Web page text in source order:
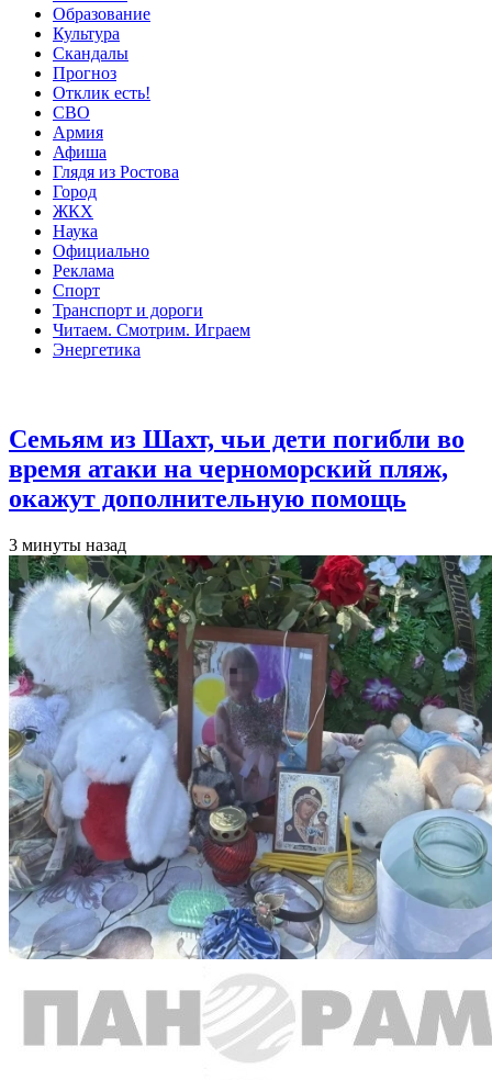
Образование
Культура
Скандалы
Прогноз
Отклик есть!
СВО
Армия
Афиша
Глядя из Ростова
Город
ЖКХ
Наука
Официально
Реклама
Спорт
Транспорт и дороги
Читаем. Смотрим. Играем
Энергетика
Семьям из Шахт, чьи дети погибли во
время атаки на черноморский пляж,
окажут дополнительную помощь
3 минуты назад